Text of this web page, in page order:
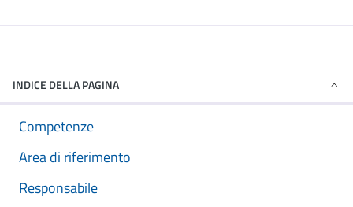
INDICE DELLA PAGINA
Competenze
Area di riferimento
Responsabile